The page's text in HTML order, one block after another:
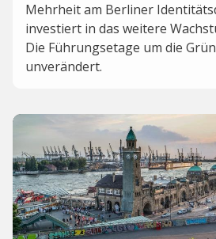
Mehrheit am Berliner
investiert in das weitere
Die Führungsetage um die
unverändert.